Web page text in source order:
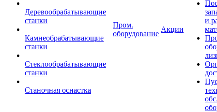
Деревообрабатывающие
станки
Камнеобрабатывающие
станки
Стеклообрабатывающие
станки
Станочная оснастка
Пром.
оборудование
Акции
и